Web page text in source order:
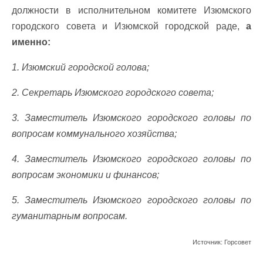
должности в исполнительном комитете Изюмского
городского совета и Изюмской городской раде, а
именно:
1. Изюмский городской голова;
2. Секретарь Изюмского городского совета;
3. Заместитель Изюмского городского головы по
вопросам коммунального хозяйства;
4. Заместитель Изюмского городского головы по
вопросам экономики и финансов;
5. Заместитель Изюмского городского головы по
гуманитарным вопросам.
Источник: Горсовет